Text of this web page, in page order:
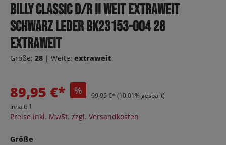
BILLY Classic D/R II Weit Extraweit
Schwarz Leder BK23153-004 28
extraweit
Größe: 28 | Weite: extraweit
89,95 €* % 99,95 €*(10.01% gespart)
Inhalt: 1
Preise inkl. MwSt. zzgl. Versandkosten
Größe